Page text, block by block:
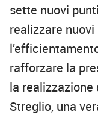
sette nuovi
realizzare
rafforzare la
la
Streglio, una